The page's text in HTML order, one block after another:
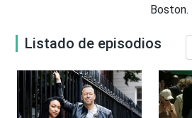
Boston.
Listado de episodios